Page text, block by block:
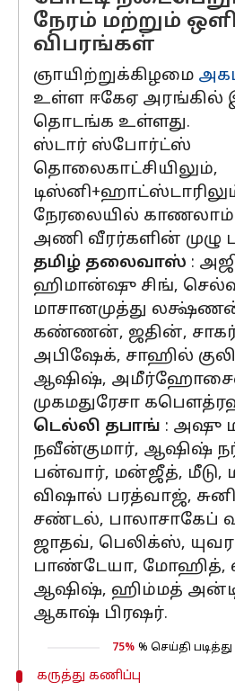
நேரம் மற்றும்
விபரங்கள்
ஞாயிற்றுக்கிழமை
உள்ள ஈகேஏ அரங்கில்
தொடங்க உள்ளது.
ஸ்டார் ஸ்போர்ட்ஸ்
தொலைகாட்சியிலும்,
நேரலையில்
அணி வீரர்களின் முழு
தமிழ் தலைவாஸ் :
ஹிமான்ஷு சிங்,
மாசானமுத்து
கண்ணன், ஜதின்,
அபிஷேக், சாஹில்
ஆஷிஷ்,
முகமதுரேசா
டெல்லி தபாங் : அஷு
நவீன்குமார், ஆஷிஷ்
பன்வார், மன்ஜீத், மீடு,
விஷால் பரத்வாஜ்,
சண்டல், பாலாசாகேப்
ஜாதவ், பெலிக்ஸ்,
பாண்டேயா, மோஹித்,
ஆஷிஷ், ஹிம்மத்
ஆகாஷ் பிரஷர்.
75% % செய்தி
கருத்து கணிப்பு